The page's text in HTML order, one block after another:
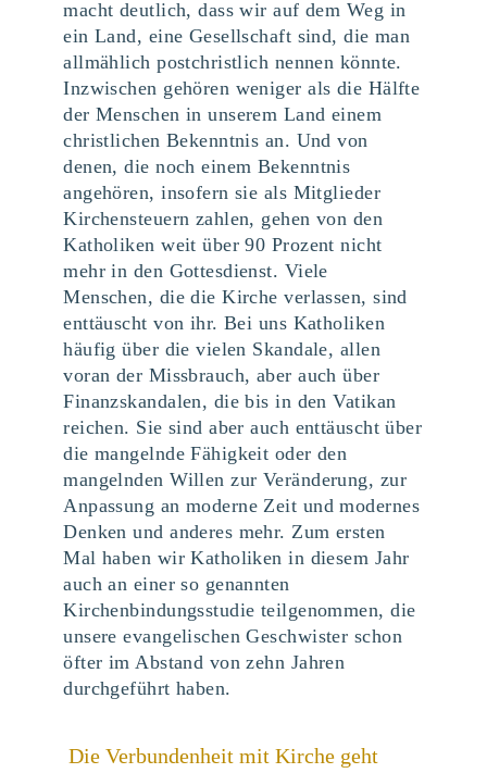
macht deutlich, dass wir auf dem Weg in
ein Land, eine Gesellschaft sind, die man
allmählich postchristlich nennen könnte.
Inzwischen gehören weniger als die Hälfte
der Menschen in unserem Land einem
christlichen Bekenntnis an. Und von
denen, die noch einem Bekenntnis
angehören, insofern sie als Mitglieder
Kirchensteuern zahlen, gehen von den
Katholiken weit über 90 Prozent nicht
mehr in den Gottesdienst. Viele
Menschen, die die Kirche verlassen, sind
enttäuscht von ihr. Bei uns Katholiken
häufig über die vielen Skandale, allen
voran der Missbrauch, aber auch über
Finanzskandalen, die bis in den Vatikan
reichen. Sie sind aber auch enttäuscht über
die mangelnde Fähigkeit oder den
mangelnden Willen zur Veränderung, zur
Anpassung an moderne Zeit und modernes
Denken und anderes mehr. Zum ersten
Mal haben wir Katholiken in diesem Jahr
auch an einer so genannten
Kirchenbindungsstudie teilgenommen, die
unsere evangelischen Geschwister schon
öfter im Abstand von zehn Jahren
durchgeführt haben.
Die Verbundenheit mit Kirche geht